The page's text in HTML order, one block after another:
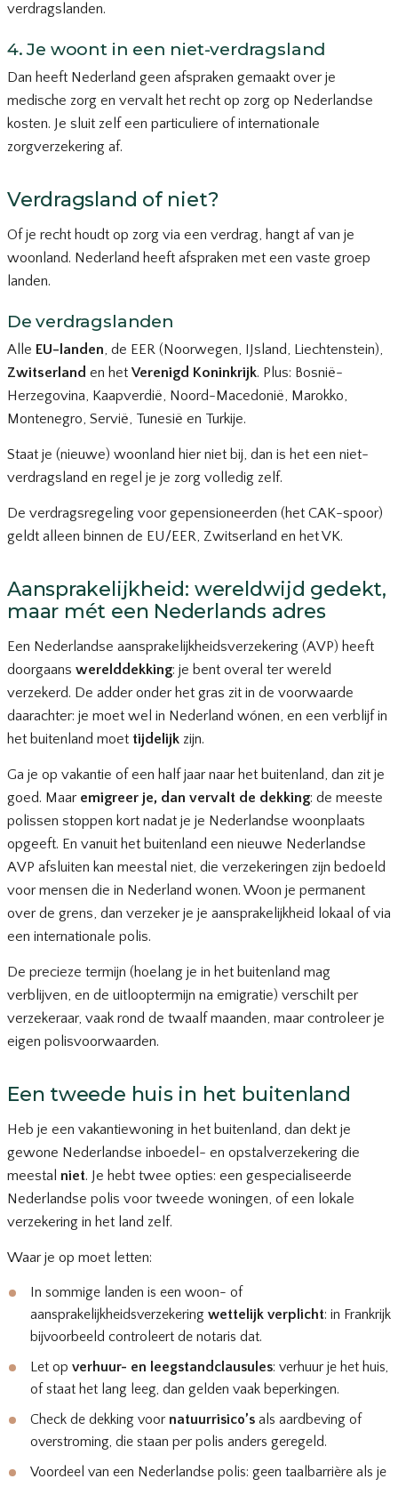
verdragslanden.
4. Je woont in een niet-verdragsland
Dan heeft Nederland geen afspraken gemaakt over je
medische zorg en vervalt het recht op zorg op Nederlandse
kosten. Je sluit zelf een particuliere of internationale
zorgverzekering af.
Verdragsland of niet?
Of je recht houdt op zorg via een verdrag, hangt af van je
woonland. Nederland heeft afspraken met een vaste groep
landen.
De verdragslanden
Alle EU-landen, de EER (Noorwegen, IJsland, Liechtenstein),
Zwitserland en het Verenigd Koninkrijk. Plus: Bosnië-
Herzegovina, Kaapverdië, Noord-Macedonië, Marokko,
Montenegro, Servië, Tunesië en Turkije.
Staat je (nieuwe) woonland hier niet bij, dan is het een niet-
verdragsland en regel je je zorg volledig zelf.
De verdragsregeling voor gepensioneerden (het CAK-spoor)
geldt alleen binnen de EU/EER, Zwitserland en het VK.
Aansprakelijkheid: wereldwijd gedekt,
maar mét een Nederlands adres
Een Nederlandse aansprakelijkheidsverzekering (AVP) heeft
doorgaans werelddekking: je bent overal ter wereld
verzekerd. De adder onder het gras zit in de voorwaarde
daarachter: je moet wel in Nederland wónen, en een verblijf in
het buitenland moet tijdelijk zijn.
Ga je op vakantie of een half jaar naar het buitenland, dan zit je
goed. Maar emigreer je, dan vervalt de dekking: de meeste
polissen stoppen kort nadat je je Nederlandse woonplaats
opgeeft. En vanuit het buitenland een nieuwe Nederlandse
AVP afsluiten kan meestal niet, die verzekeringen zijn bedoeld
voor mensen die in Nederland wonen. Woon je permanent
over de grens, dan verzeker je je aansprakelijkheid lokaal of via
een internationale polis.
De precieze termijn (hoelang je in het buitenland mag
verblijven, en de uitlooptermijn na emigratie) verschilt per
verzekeraar, vaak rond de twaalf maanden, maar controleer je
eigen polisvoorwaarden.
Een tweede huis in het buitenland
Heb je een vakantiewoning in het buitenland, dan dekt je
gewone Nederlandse inboedel- en opstalverzekering die
meestal niet. Je hebt twee opties: een gespecialiseerde
Nederlandse polis voor tweede woningen, of een lokale
verzekering in het land zelf.
Waar je op moet letten:
In sommige landen is een woon- of
aansprakelijkheidsverzekering wettelijk verplicht: in Frankrijk
bijvoorbeeld controleert de notaris dat.
Let op verhuur- en leegstandclausules: verhuur je het huis,
of staat het lang leeg, dan gelden vaak beperkingen.
Check de dekking voor natuurrisico’s als aardbeving of
overstroming, die staan per polis anders geregeld.
Voordeel van een Nederlandse polis: geen taalbarrière als je